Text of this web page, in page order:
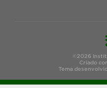
©2026
Criado
Tema